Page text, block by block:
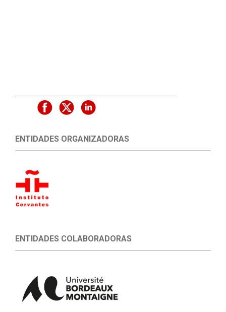
ENTIDADES ORGANIZADORAS
ENTIDADES COLABORADORAS